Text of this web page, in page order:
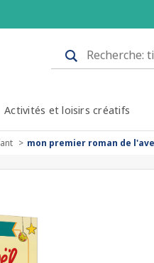
Activités et loisirs créatifs
mon premier roman de